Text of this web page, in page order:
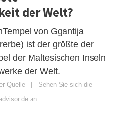
der Welt?
von Ggantija
ist der größte der
der Maltesischen Inseln
der Welt.
Quelle | Sehen Sie sich die
an